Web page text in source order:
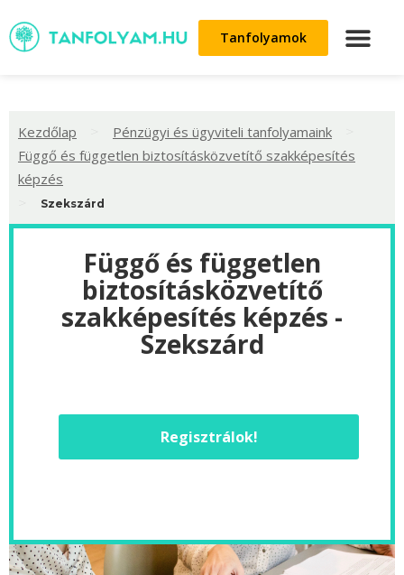
Tanfolyamok
Kezdőlap Pénzügyi és ügyviteli tanfolyamaink
Függő és független biztosításközvetítő szakképesítés
képzés
Szekszárd
Függő és független
biztosításközvetítő
szakképesítés képzés -
Szekszárd
Regisztrálok!